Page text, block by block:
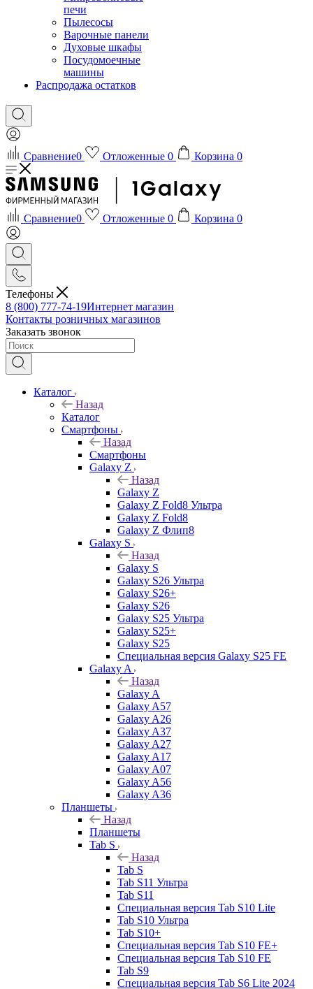
печи
Пылесосы
Варочные панели
Духовые шкафы
Посудомоечные
машины
Распродажа остатков
Сравнение0 Отложенные 0 Корзина 0
Сравнение0 Отложенные 0 Корзина 0
Телефоны
8 (800) 777-74-19Интернет магазин
Контакты розничных магазинов
Заказать звонок
Каталог
Назад
Каталог
Смартфоны
Назад
Смартфоны
Galaxy Z
Назад
Galaxy Z
Galaxy Z Fold8 Ультра
Galaxy Z Fold8
Galaxy Z Флип8
Galaxy S
Назад
Galaxy S
Galaxy S26 Ультра
Galaxy S26+
Galaxy S26
Galaxy S25 Ультра
Galaxy S25+
Galaxy S25
Специальная версия Galaxy S25 FE
Galaxy A
Назад
Galaxy A
Galaxy A57
Galaxy A26
Galaxy A37
Galaxy A27
Galaxy A17
Galaxy A07
Galaxy A56
Galaxy A36
Планшеты
Назад
Планшеты
Tab S
Назад
Tab S
Tab S11 Ультра
Tab S11
Специальная версия Tab S10 Lite
Tab S10 Ультра
Tab S10+
Специальная версия Tab S10 FE+
Специальная версия Tab S10 FE
Tab S9
Специальная версия Tab S6 Lite 2024